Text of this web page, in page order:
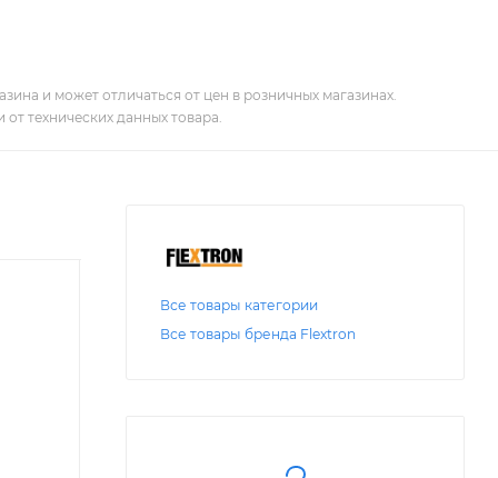
и может отличаться от цен в розничных магазинах.
технических данных товара.
Все товары категории
Все товары бренда Flextron